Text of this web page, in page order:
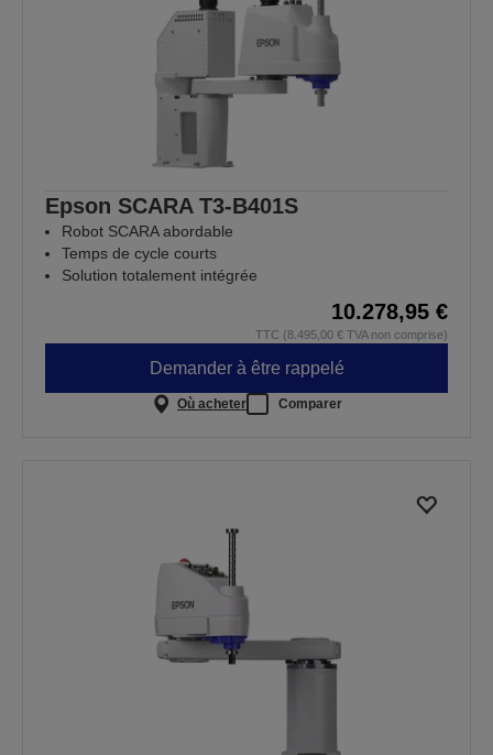
Epson SCARA T3-B401S
Robot SCARA abordable
Temps de cycle courts
Solution totalement intégrée
10.278,95 €
TTC (8.495,00 € TVA non comprise)
Demander à être rappelé
Où acheter Comparer